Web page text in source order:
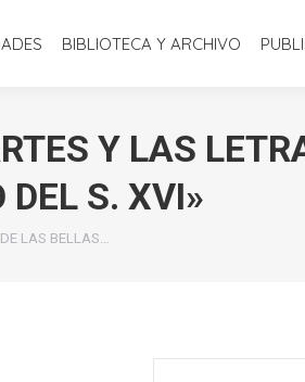
BIBLIOTECA Y ARCHIVO
Y LAS
DEL S. XVI»
LAS BELLAS…
ACTIVIDADES BIBLIOTECA Y